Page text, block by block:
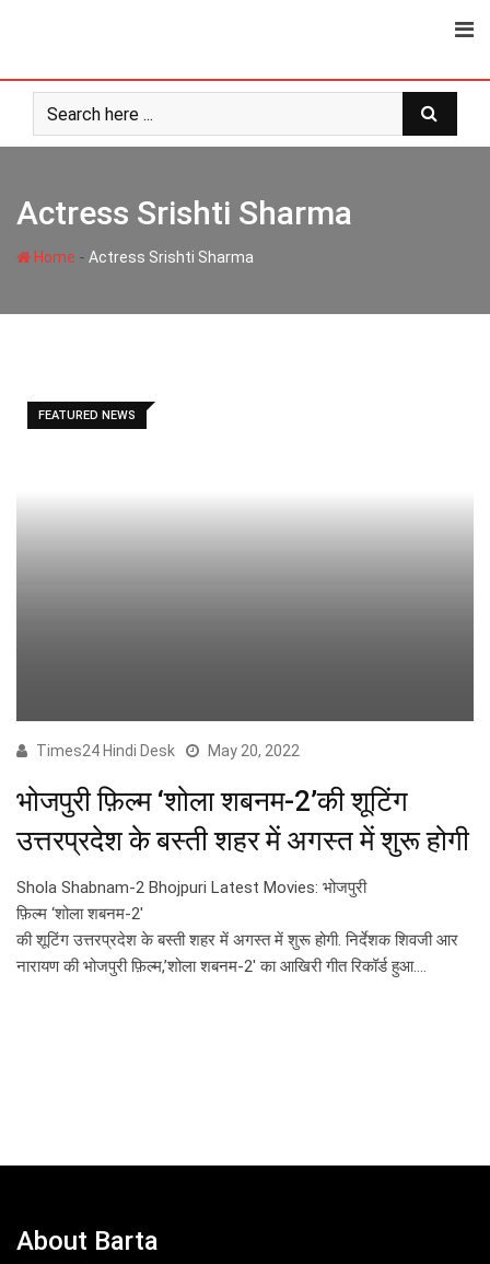
Actress Srishti Sharma
Home - Actress Srishti Sharma
FEATURED NEWS
Times24 Hindi Desk May 20, 2022
भोजपुरी फ़िल्म ‘शोला शबनम-2’की शूटिंग
उत्तरप्रदेश के बस्ती शहर में अगस्त में शुरू होगी
Shola Shabnam-2 Bhojpuri Latest Movies: भोजपुरी
फ़िल्म ‘शोला शबनम-2′
की शूटिंग उत्तरप्रदेश के बस्ती शहर में अगस्त में शुरू होगी. निर्देशक शिवजी आर
नारायण की भोजपुरी फ़िल्म,’शोला शबनम-2′ का आखिरी गीत रिकॉर्ड हुआ.…
About Barta